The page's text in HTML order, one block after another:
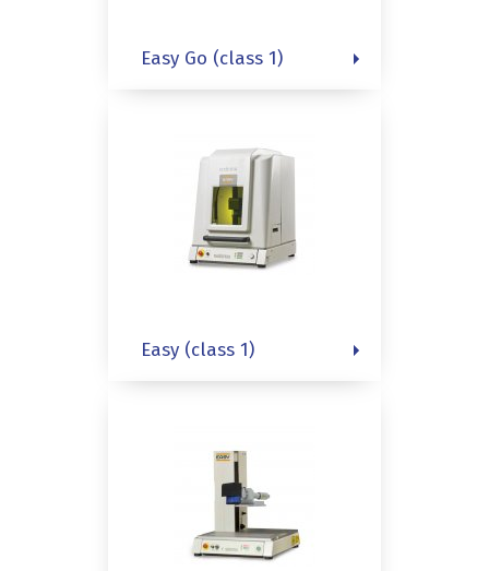
Easy Go (class 1)
Easy (class 1)